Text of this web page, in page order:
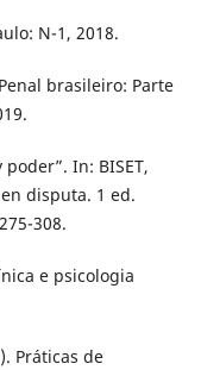
N-1, 2018.
brasileiro: Parte
In: BISET,
disputa. 1 ed.
308.
e psicologia
Práticas de